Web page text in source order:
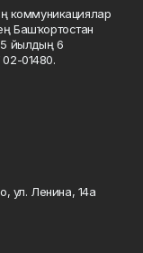
коммуникациялар
Башҡортостан
йылдың 6
02-01480.
ул. Ленина, 14а